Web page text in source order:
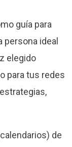
guía para
persona ideal
elegido
para tus redes
de